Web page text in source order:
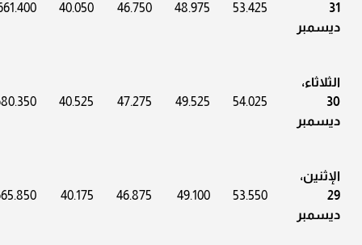
31
ديسمبر
53.425
48.975
46.750
40.050
الثلاثاء،
30
ديسمبر
54.025
49.525
47.275
40.525
الإثنين،
29
ديسمبر
53.550
49.100
46.875
40.175